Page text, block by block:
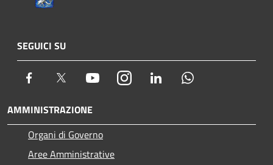
SEGUICI SU
Facebook Twitter YoutubeInstagram LinkedIn
AMMINISTRAZIONE
Organi di Governo
Aree Amministrative